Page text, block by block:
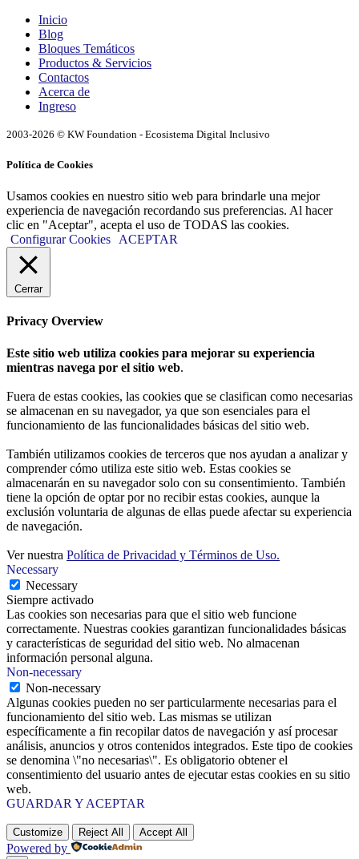
Inicio
Blog
Bloques Temáticos
Productos & Servicios
Contactos
Acerca de
Ingreso
2003-2026 © KW Foundation - Ecosistema Digital Inclusivo
Política de Cookies
Usamos cookies en nuestro sitio web para brindarle una mejor
experiencia de navegación recordando sus preferencias. Al hacer
clic en "Aceptar", acepta el uso de TODAS las cookies.
Configurar Cookies
ACEPTAR
Cerrar
Privacy Overview
Este sitio web utiliza cookies para mejorar su experiencia
mientras navega por el sitio web.
Fuera de estas cookies, las cookies que se clasifican como necesarias
se almacenan en su navegador, ya que son esenciales para el
funcionamiento de las funcionalidades básicas del sitio web.
También utilizamos cookies de terceros que nos ayudan a analizar y
comprender cómo utiliza este sitio web. Estas cookies se
almacenarán en su navegador solo con su consentimiento. También
tiene la opción de optar por no recibir estas cookies, aunque la
exclusión voluntaria de algunas de ellas puede afectar su experiencia
de navegación.
Ver nuestra Política de Privacidad y Términos de Uso.
Necessary
Necessary
Siempre activado
Las cookies son necesarias para que el sitio web funcione
correctamente. Nuestras cookies garantizan funcionalidades básicas
y características de seguridad del sitio web. No almacenan
información personal alguna.
Non-necessary
Non-necessary
Algunas cookies pueden no ser particularmente necesarias para el
funcionamiento del sitio web. Las mismas se utilizan
específicamente a fin recopilar datos de navegación y así procesar
análisis, anuncios y otros contenidos integrados. Este tipo de cookies
se denomina \"no necesarias\". Es obligatorio obtener el
consentimiento del usuario antes de ejecutar estas cookies en su sitio
web.
GUARDAR Y ACEPTAR
Customize Reject All Accept All
Powered by